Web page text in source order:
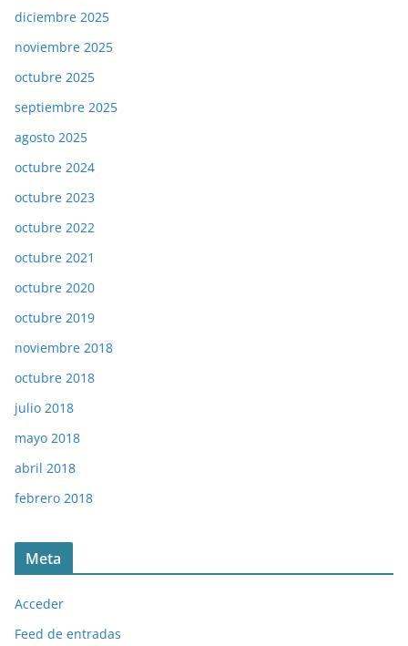
diciembre 2025
noviembre 2025
octubre 2025
septiembre 2025
agosto 2025
octubre 2024
octubre 2023
octubre 2022
octubre 2021
octubre 2020
octubre 2019
noviembre 2018
octubre 2018
julio 2018
mayo 2018
abril 2018
febrero 2018
Meta
Acceder
Feed de entradas